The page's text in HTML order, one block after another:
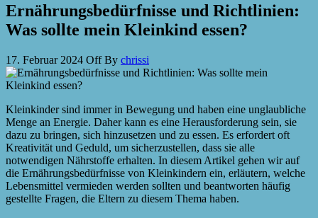
Ernährungsbedürfnisse und Richtlinien:
Was sollte mein Kleinkind essen?
17. Februar 2024 OffBy chrissi
Kleinkinder sind immer in Bewegung und haben eine unglaubliche
Menge an Energie. Daher kann es eine Herausforderung sein, sie
dazu zu bringen, sich hinzusetzen und zu essen. Es erfordert oft
Kreativität und Geduld, um sicherzustellen, dass sie alle
notwendigen Nährstoffe erhalten. In diesem Artikel gehen wir auf
die Ernährungsbedürfnisse von Kleinkindern ein, erläutern, welche
Lebensmittel vermieden werden sollten und beantworten häufig
gestellte Fragen, die Eltern zu diesem Thema haben.